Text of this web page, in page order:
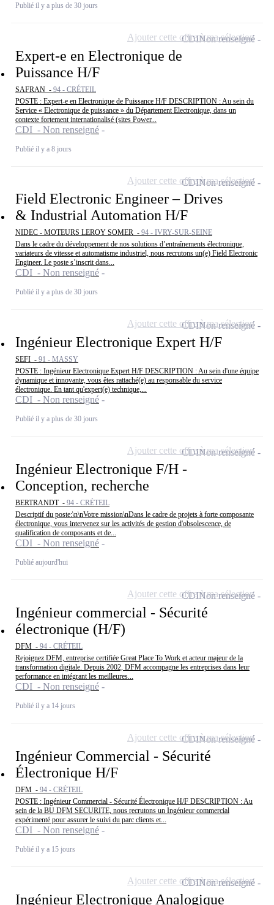
Publié il y a plus de 30 jours
Expert-e en Electronique de
Puissance H/F
SAFRAN - 94 - CRÉTEIL
POSTE : Expert-e en Electronique de Puissance H/F DESCRIPTION : Au sein du
Service « Electronique de puissance » du Département Electronique, dans un
contexte fortement internationalisé (sites Power...
CDI - Non renseigné
Publié il y a 8 jours
CDINon renseigné
Ajouter cette offre à ma sélection
Field Electronic Engineer – Drives
& Industrial Automation H/F
NIDEC - MOTEURS LEROY SOMER - 94 - IVRY-SUR-SEINE
Dans le cadre du développement de nos solutions d’entraînements électronique,
variateurs de vitesse et automatisme industriel, nous recrutons un(e) Field Electronic
Engineer. Le poste s’inscrit dans...
CDI - Non renseigné
Publié il y a plus de 30 jours
CDINon renseigné
Ajouter cette offre à ma sélection
Ingénieur Electronique Expert H/F
SEFI - 91 - MASSY
POSTE : Ingénieur Electronique Expert H/F DESCRIPTION : Au sein d'une équipe
dynamique et innovante, vous êtes rattaché(e) au responsable du service
électronique. En tant qu'expert(e) technique,...
CDI - Non renseigné
Publié il y a plus de 30 jours
CDINon renseigné
Ajouter cette offre à ma sélection
Ingénieur Electronique F/H -
Conception, recherche
BERTRANDT - 94 - CRÉTEIL
Descriptif du poste:\n\nVotre mission\nDans le cadre de projets à forte composante
électronique, vous intervenez sur les activités de gestion d'obsolescence, de
qualification de composants et de...
CDI - Non renseigné
Publié aujourd'hui
CDINon renseigné
Ajouter cette offre à ma sélection
Ingénieur commercial - Sécurité
électronique (H/F)
DFM - 94 - CRÉTEIL
Rejoignez DFM, entreprise certifiée Great Place To Work et acteur majeur de la
transformation digitale. Depuis 2002, DFM accompagne les entreprises dans leur
performance en intégrant les meilleures...
CDI - Non renseigné
Publié il y a 14 jours
CDINon renseigné
Ajouter cette offre à ma sélection
Ingénieur Commercial - Sécurité
Électronique H/F
DFM - 94 - CRÉTEIL
POSTE : Ingénieur Commercial - Sécurité Électronique H/F DESCRIPTION : Au
sein de la BU DFM SECURITE, nous recrutons un Ingénieur commercial
expérimenté pour assurer le suivi du parc clients et...
CDI - Non renseigné
Publié il y a 15 jours
CDINon renseigné
Ajouter cette offre à ma sélection
Ingénieur Electronique Analogique
CDINon renseigné
Ajouter cette offre à ma sélection